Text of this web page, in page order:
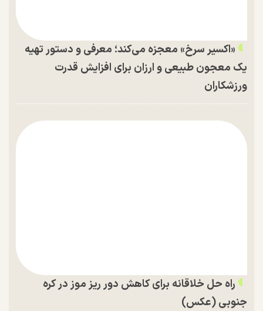
«اکسیر سرخ» معجزه می‌کند؛ معرفی و دستور تهیه
یک معجون طبیعی و ارزان برای افزایش قدرت
ورزشکاران
راه حل خلاقانه برای کاهش دور ریز موز در کره
جنوبی (عکس)